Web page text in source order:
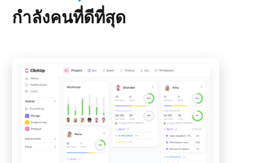
กำลังคนที่ดีที่สุด